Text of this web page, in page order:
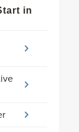
in